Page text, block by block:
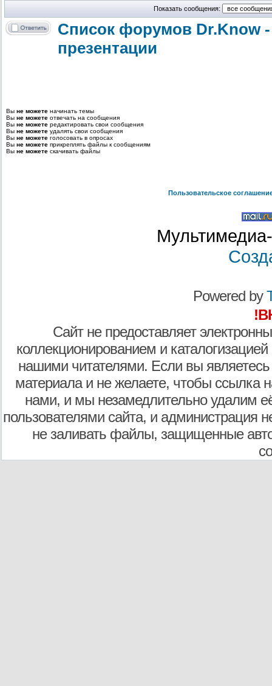
Показать сообщения:
Список форумов Dr.Know
презентации
Вы не можете начинать темы
Вы не можете отвечать на сообщения
Вы не можете редактировать свои сообщения
Вы не можете удалять свои сообщения
Вы не можете голосовать в опросах
Вы не можете прикреплять файлы к сообщениям
Вы не можете скачивать файлы
Пользовательское
Powered by
Сайт не предоставляет
коллекционированием и
нашими читателями. Если вы являетесь
материала и не желаете, чтобы ссылка
нами, и мы незамедлительно удалим
пользователями сайта, и администрация
не заливать файлы, защищенные